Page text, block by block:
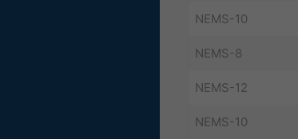
NEMS-10
NEMS-8
NEMS-12
NEMS-10